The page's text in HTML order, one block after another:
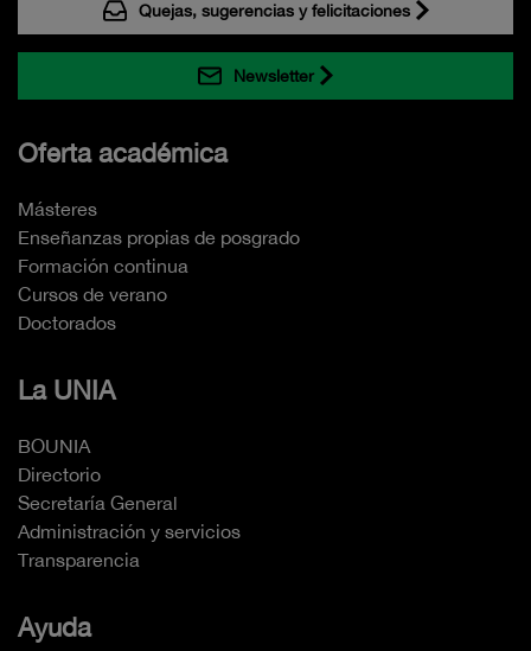
Quejas, sugerencias y felicitaciones
Newsletter
Oferta académica
Másteres
Enseñanzas propias de posgrado
Formación continua
Cursos de verano
Doctorados
La UNIA
BOUNIA
Directorio
Secretaría General
Administración y servicios
Transparencia
Ayuda